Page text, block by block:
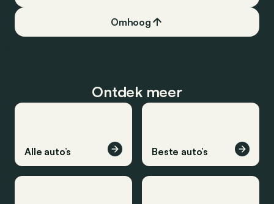
Omhoog
Ontdek meer
Alle auto’s Beste auto’s